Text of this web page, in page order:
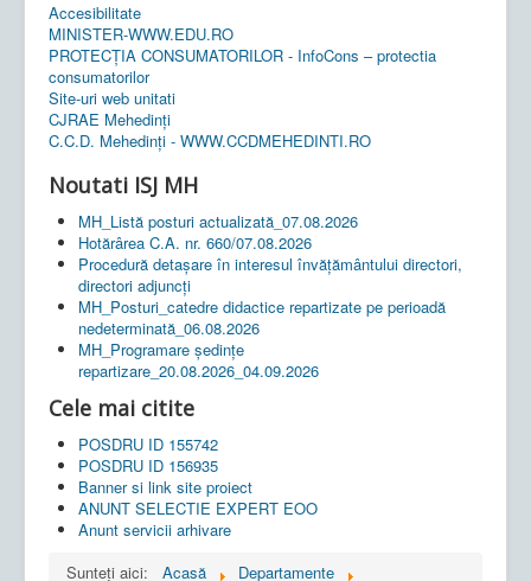
Accesibilitate
MINISTER-WWW.EDU.RO
PROTECȚIA CONSUMATORILOR - InfoCons – protectia
consumatorilor
Site-uri web unitati
CJRAE Mehedinți
C.C.D. Mehedinţi - WWW.CCDMEHEDINTI.RO
Noutati ISJ MH
MH_Listă posturi actualizată_07.08.2026
Hotărârea C.A. nr. 660/07.08.2026
Procedură detașare în interesul învățământului directori,
directori adjuncți
MH_Posturi_catedre didactice repartizate pe perioadă
nedeterminată_06.08.2026
MH_Programare ședințe
repartizare_20.08.2026_04.09.2026
Cele mai citite
POSDRU ID 155742
POSDRU ID 156935
Banner si link site proiect
ANUNT SELECTIE EXPERT EOO
Anunt servicii arhivare
Sunteți aici:
Acasă
Departamente